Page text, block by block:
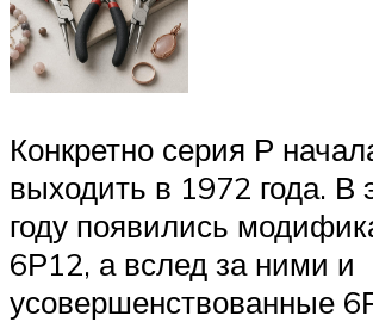
Конкретно серия Р
выходить в 1972 года. В
году появились
6Р12, а вслед за ними и
усовершенствованные